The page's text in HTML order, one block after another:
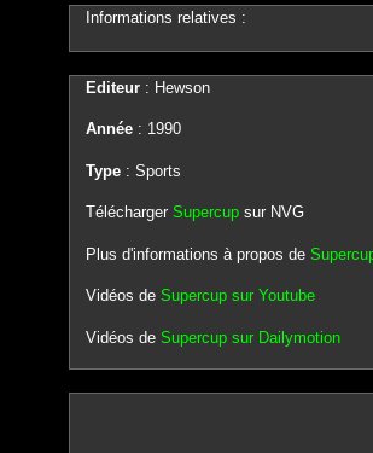
Informations relatives :
Editeur: Hewson
Année: 1990
Type: Sports
Télécharger Supercupsur NVG
Plus d'informations à propos de
Vidéos de Supercup sur Youtube
Vidéos de Supercup sur Dailymotion